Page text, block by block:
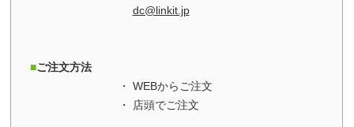
dc@linkit.jp
ご注文方法
WEBからご注文
店頭でご注文